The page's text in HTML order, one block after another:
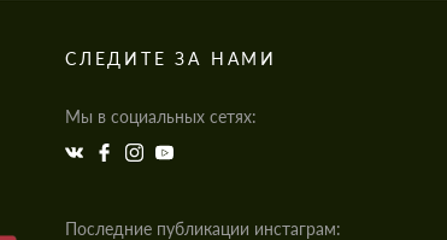
СЛЕДИТЕ ЗА НАМИ
Мы в социальных сетях:
Последние публикации инстаграм: